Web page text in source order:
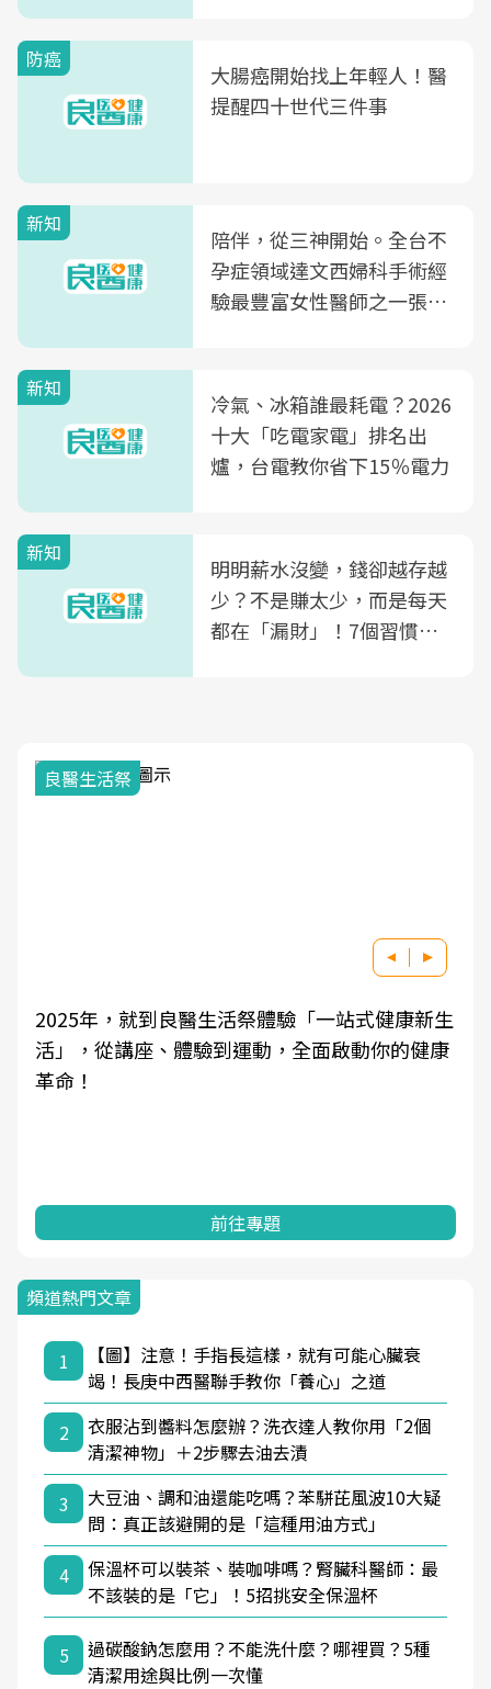
防癌
大腸癌開始找上年輕人！醫
提醒四十世代三件事
新知
陪伴，從三神開始。全台不
孕症領域達文西婦科手術經
驗最豐富女性醫師之一張永
光田醫院建構360度女性健
康照護生態圈
新知
冷氣、冰箱誰最耗電？2026
十大「吃電家電」排名出
爐，台電教你省下15％電力
新知
明明薪水沒變，錢卻越存越
少？不是賺太少，而是每天
都在「漏財」！7個習慣一
驗「一站式健康新生
，全面啟動你的健康
良醫健康網從「換季的身體
學觀點與日常感受的對話，
頻道熱門文章
1
【圖】注意！手指長這樣，就有可能心臟衰
竭！長庚中西醫聯手教你「養心」之道
2
衣服沾到醬料怎麼辦？洗衣達人教你用「2個
清潔神物」＋2步驟去油去漬
3
大豆油、調和油還能吃嗎？苯駢芘風波10大疑
問：真正該避開的是「這種用油方式」
4
保溫杯可以裝茶、裝咖啡嗎？腎臟科醫師：最
不該裝的是「它」！5招挑安全保溫杯
5
過碳酸鈉怎麼用？不能洗什麼？哪裡買？5種
清潔用途與比例一次懂